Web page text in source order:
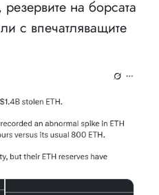
на борсата
с впечатляващите